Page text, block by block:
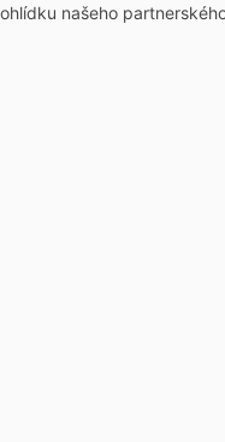
našeho